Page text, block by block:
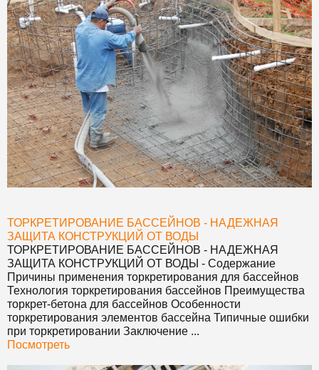
ТОРКРЕТИРОВАНИЕ БАССЕЙНОВ - НАДЕЖНАЯ
ЗАЩИТА КОНСТРУКЦИЙ ОТ ВОДЫ
ТОРКРЕТИРОВАНИЕ БАССЕЙНОВ - НАДЕЖНАЯ
ЗАЩИТА КОНСТРУКЦИЙ ОТ ВОДЫ - Содержание
Причины применения торкретирования для бассейнов
Технология торкретирования бассейнов Преимущества
торкрет-бетона для бассейнов Особенности
торкретирования элементов бассейна Типичные ошибки
при торкретировании Заключение ...
Посмотреть